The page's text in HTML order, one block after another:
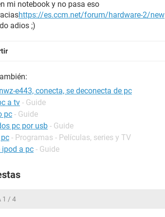
mi notebook y no pasa eso
https://es.ccm.net/forum/hardware-2/new
adios ;)
e443, conecta, se deconecta de pc
a tv - Guide
pc - Guide
pc por usb - Guide
- Programas - Películas, series y TV
ipod a pc - Guide
1 / 4